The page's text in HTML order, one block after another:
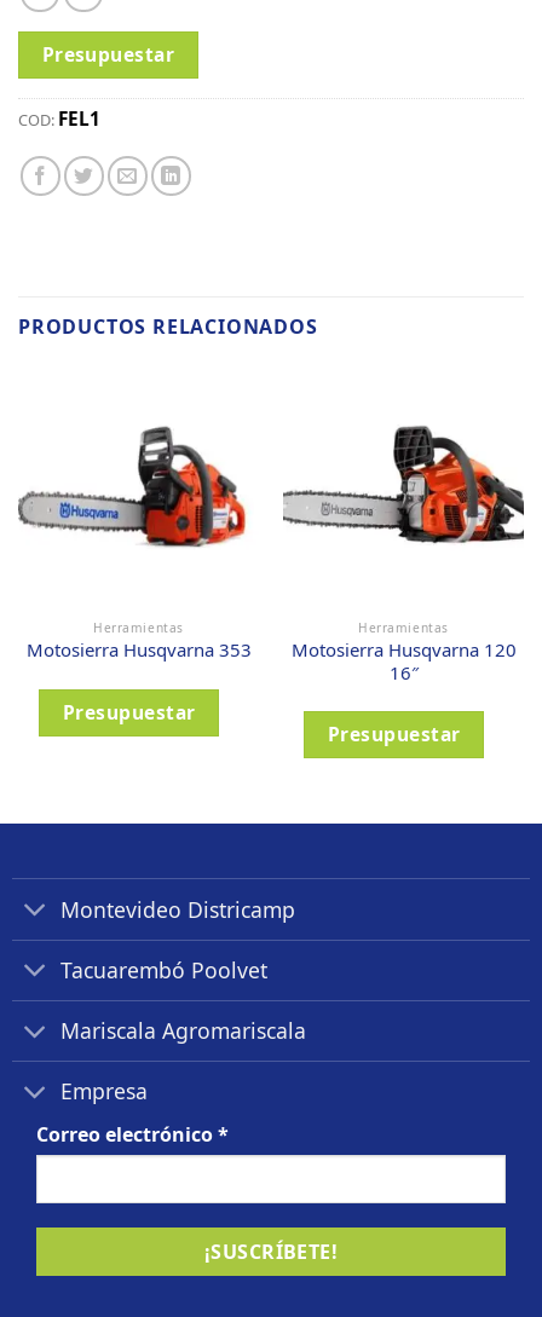
Presupuestar
COD: FEL1
PRODUCTOS RELACIONADOS
Herramientas
Motosierra Husqvarna 353
Presupuestar
Herramientas
Motosierra Husqvarna 120
16″
Presupuestar
Montevideo Districamp
Tacuarembó Poolvet
Mariscala Agromariscala
Empresa
Correo electrónico*